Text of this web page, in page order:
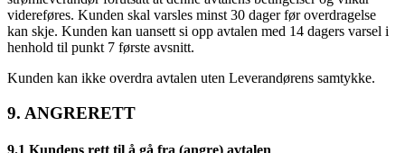
videreføres. Kunden skal varsles minst 30 dager før overdragelse
kan skje. Kunden kan uansett si opp avtalen med 14 dagers varsel i
henhold til punkt 7 første avsnitt.
Kunden kan ikke overdra avtalen uten Leverandørens samtykke.
9. ANGRERETT
9.1 Kundens rett til å gå fra (angre) avtalen